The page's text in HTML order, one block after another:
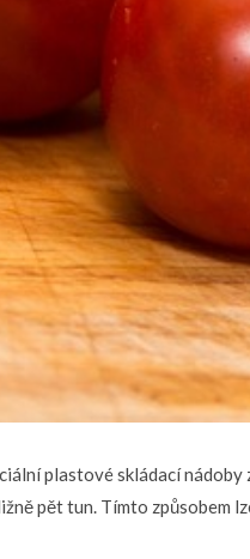
plastové skládací nádoby
pět tun. Tímto způsobem